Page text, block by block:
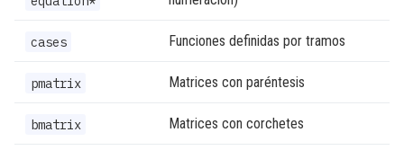
cases Funciones definidas por tramos
pmatrix Matrices con paréntesis
bmatrix Matrices con corchetes